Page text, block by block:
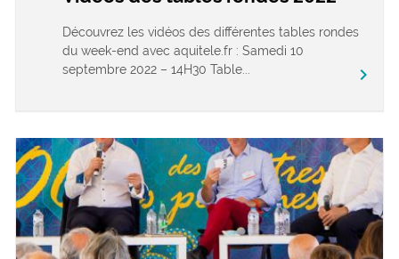
Découvrez les vidéos des différentes tables rondes
du week-end avec aquitele.fr : Samedi 10
septembre 2022 – 14H30 Table...
chevron_right